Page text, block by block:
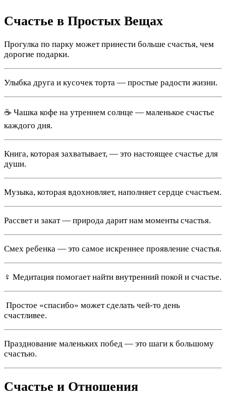
Счастье в Простых Вещах
Прогулка по парку может принести больше счастья, чем
дорогие подарки.
Улыбка друга и кусочек торта — простые радости жизни.
☕️ Чашка кофе на утреннем солнце — маленькое счастье
каждого дня.
Книга, которая захватывает, — это настоящее счастье для
души.
Музыка, которая вдохновляет, наполняет сердце счастьем.
Рассвет и закат — природа дарит нам моменты счастья.
Смех ребенка — это самое искреннее проявление счастья.
‍♀️ Медитация помогает найти внутренний покой и счастье.
️ Простое «спасибо» может сделать чей-то день
счастливее.
Празднование маленьких побед — это шаги к большому
счастью.
Счастье и Отношения